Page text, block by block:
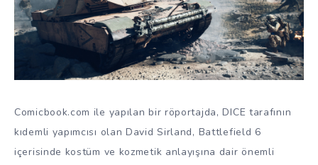
Comicbook.com ile yapılan bir röportajda, DICE tarafının
kıdemli yapımcısı olan David Sirland, Battlefield 6
içerisinde kostüm ve kozmetik anlayışına dair önemli